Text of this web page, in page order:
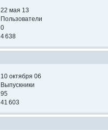
22 мая 13
Пользователи
0
4 638
10 октября 06
Выпускники
95
41 603